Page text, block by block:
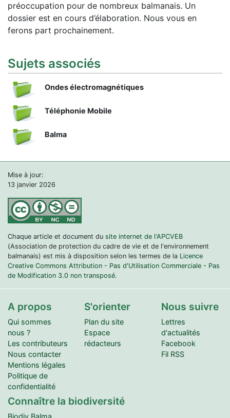
préoccupation pour de nombreux balmanais. Un
dossier est en cours d’élaboration. Nous vous en
ferons part prochainement.
Sujets associés
Ondes électromagnétiques
Téléphonie Mobile
Balma
Mise à jour:
13 janvier 2026
Chaque article et document du site internet de l'APCVEB
(Association de protection du cadre de vie et de l'environnement
balmanais) est mis à disposition selon les termes de la Licence
Creative Commons Attribution - Pas d'Utilisation Commerciale - Pas
de Modification 3.0 non transposé.
A propos
Qui sommes
nous ?
Les contributeurs
Nous contacter
Mentions légales
Politique de
confidentialité
S'orienter
Plan du site
Espace
rédacteurs
Nous suivre
Lettres
d'actualités
Facebook
Fil RSS
Connaître la biodiversité
Biodiv.Balma